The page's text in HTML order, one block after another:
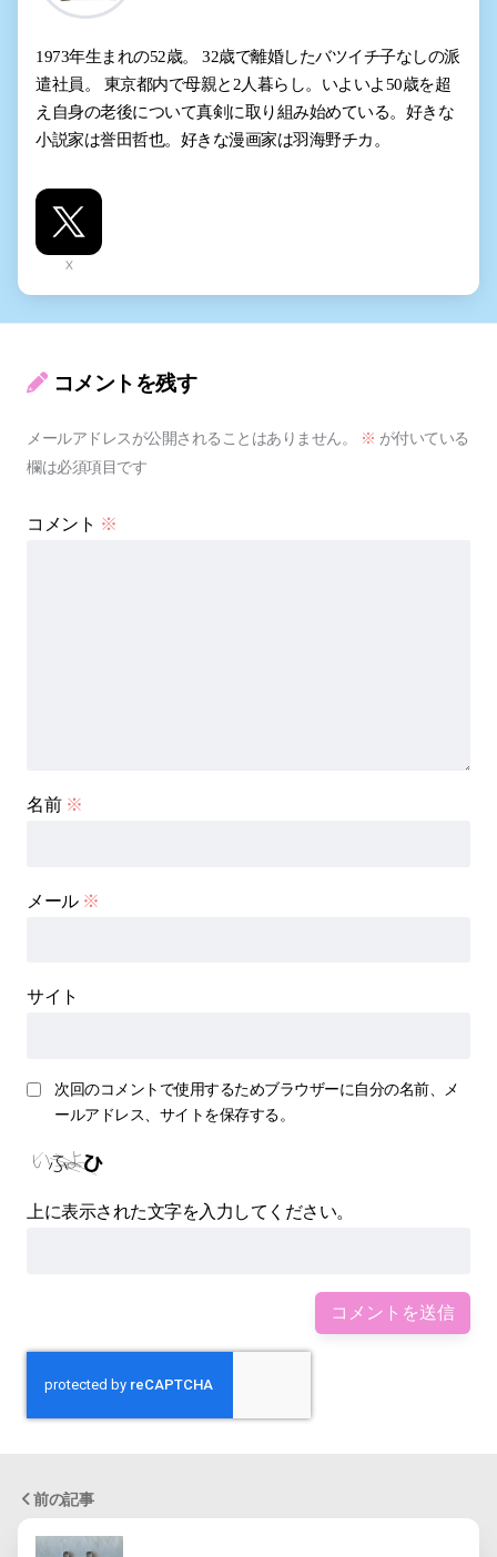
1973年生まれの52歳。 32歳で離婚したバツイチ子なしの派
遣社員。 東京都内で母親と2人暮らし。いよいよ50歳を超
え自身の老後について真剣に取り組み始めている。好きな
小説家は誉田哲也。好きな漫画家は羽海野チカ。
X
コメントを残す
メールアドレスが公開されることはありません。 ※ が付いている
欄は必須項目です
コメント ※
名前 ※
メール ※
サイト
次回のコメントで使用するためブラウザーに自分の名前、メ
ールアドレス、サイトを保存する。
上に表示された文字を入力してください。
前の記事